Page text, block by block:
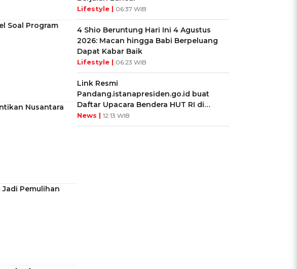
Soal Program
Nusantara
Jadi Pemulihan
Lifestyle | 06:37 WIB
4 Shio Beruntung Hari Ini 4 Agustus
2026: Macan hingga Babi Berpeluang
Dapat Kabar Baik
Lifestyle | 06:23 WIB
Link Resmi
Pandang.istanapresiden.go.id buat
Daftar Upacara Bendera HUT RI di
Istana Negara
News | 12:13 WIB